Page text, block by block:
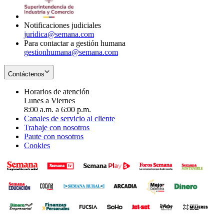
Notificaciones judiciales
juridica@semana.com
Para contactar a gestión humana
gestionhumana@semana.com
Contáctenos
Horarios de atención
Lunes a Viernes
8:00 a.m. a 6:00 p.m.
Canales de servicio al cliente
Trabaje con nosotros
Paute con nosotros
Cookies